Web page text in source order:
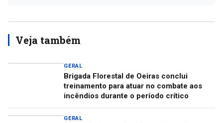
Veja também
GERAL
Brigada Florestal de Oeiras conclui
treinamento para atuar no combate aos
incêndios durante o período crítico
GERAL